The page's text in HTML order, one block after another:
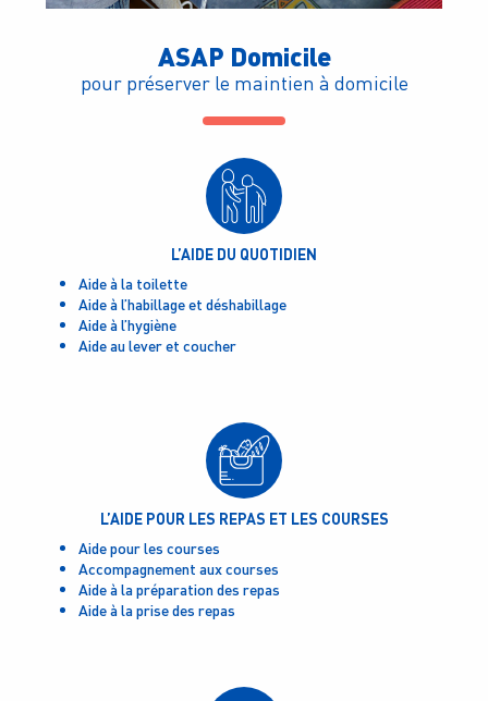
ASAP Domicile
pour préserver le maintien à domicile
L’AIDE DU QUOTIDIEN
Aide à la toilette
Aide à l’habillage et déshabillage
Aide à l’hygiène
Aide au lever et coucher
L’AIDE POUR LES REPAS ET LES COURSES
Aide pour les courses
Accompagnement aux courses
Aide à la préparation des repas
Aide à la prise des repas